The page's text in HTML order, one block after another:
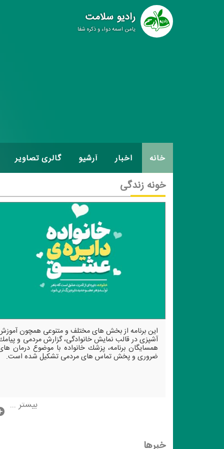
رادیو سلامت
یامن اسمه دواء و ذکره شفا
خانه اخبار آرشیو گالری تصاویر
خونه زندگی
این برنامه از بخش های مختلف و متنوعی همچون
آشپزی در قالب نمایش خانوادگی، گزارش مردمی و
همسایگان برنامه، پزشك خانواده با موضوع درمان
ضروری و پخش تماس های مردمی تشكیل شده است.
بیشتر ...